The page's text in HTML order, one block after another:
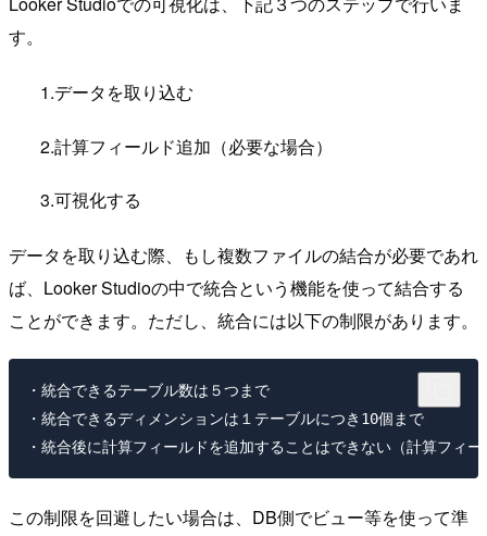
す。
1.データを取り込む
2.計算フィールド追加（必要な場合）
3.可視化する
データを取り込む際、もし複数ファイルの結合が必要であれ
ば、Looker Studioの中で統合という機能を使って結合する
ことができます。ただし、統合には以下の制限があります。
・統合できるテーブル数は５つまで
・統合できるディメンションは１テーブルにつき10個まで
この制限を回避したい場合は、DB側でビュー等を使って準